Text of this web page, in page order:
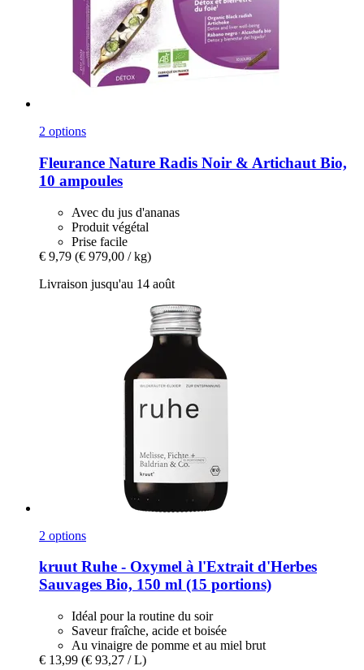
2 options
Fleurance Nature Radis Noir & Artichaut Bio,
10 ampoules
Avec du jus d'ananas
Produit végétal
Prise facile
€ 9,79 (€ 979,00 / kg)
Livraison jusqu'au 14 août
2 options
kruutRuhe -​ Oxymel à l'Extrait d'Herbes
Sauvages Bio, 150 ml (15 portions)
Idéal pour la routine du soir
Saveur fraîche, acide et boisée
Au vinaigre de pomme et au miel brut
€ 13,99 (€ 93,27 / L)